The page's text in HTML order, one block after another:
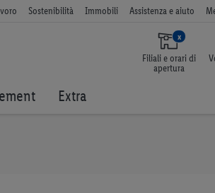
Sostenibilità Immobili Assistenza e aiuto
x
Filiali e orari di
apertura
Extra